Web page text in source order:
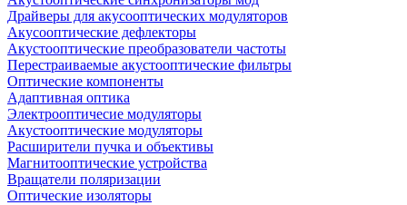
Драйверы для акусооптических модуляторов
Акусооптические дефлекторы
Акустооптические преобразователи частоты
Перестраиваемые акустооптические фильтры
Оптические компоненты
Адаптивная оптика
Электрооптичесие модуляторы
Акустооптические модуляторы
Расширители пучка и объективы
Магнитооптические устройства
Вращатели поляризации
Оптические изоляторы